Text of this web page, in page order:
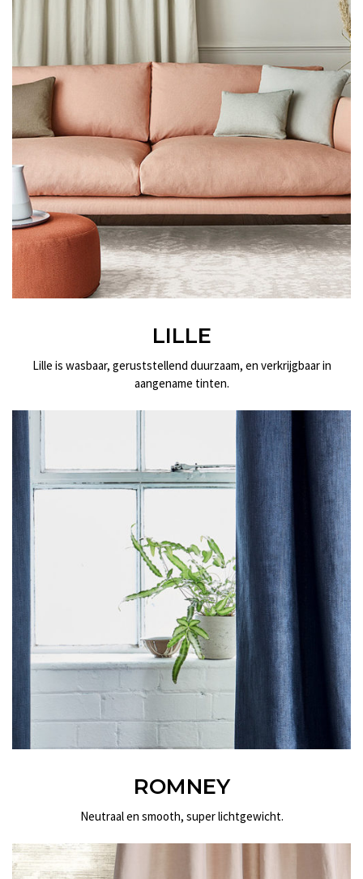
LILLE
Lille is wasbaar, geruststellend duurzaam, en verkrijgbaar in
aangename tinten.
ROMNEY
Neutraal en smooth, super lichtgewicht.